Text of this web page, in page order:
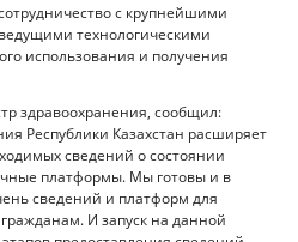
с крупнейшими
технологическими
использования и получения
здравоохранения, сообщил:
Республики Казахстан расширяет
сведений о состоянии
платформы. Мы готовы и в
сведений и платформ для
И запуск на данной